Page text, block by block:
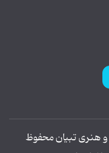
هنری تبیان محفوظ